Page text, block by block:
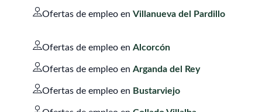
Ofertas de empleo en Villanueva del Pardillo
Ofertas de empleo en Alcorcón
Ofertas de empleo en Arganda del Rey
Ofertas de empleo en Bustarviejo